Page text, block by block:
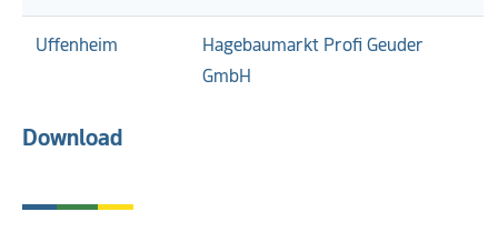
Uffenheim
Hagebaumarkt Profi Geuder
GmbH
Download